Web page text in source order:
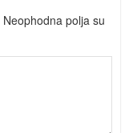
Neophodna polja su